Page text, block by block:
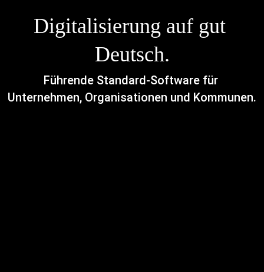
Digitalisierung auf gut
Deutsch.
Führende Standard-Software für
Unternehmen, Organisationen und Kommunen.